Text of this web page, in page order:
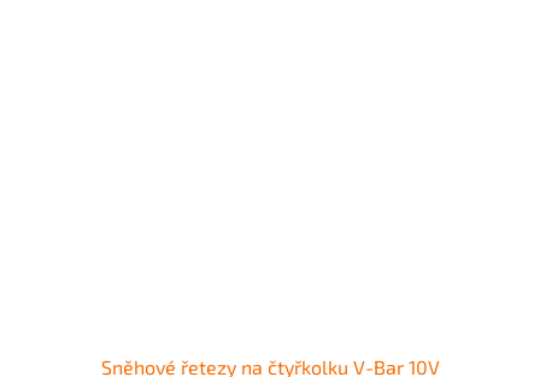
Sněhové řetezy na čtyřkolku V-Bar 10V